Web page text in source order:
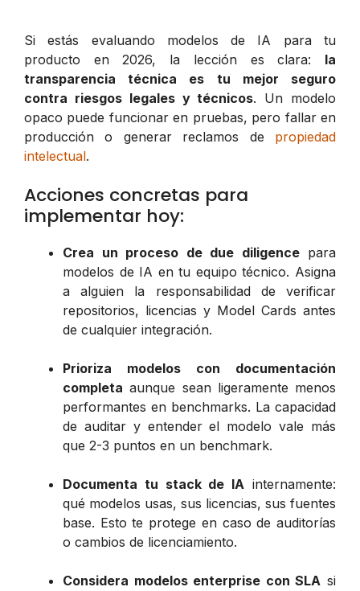
Si estás evaluando modelos de IA para tu
producto en 2026, la lección es clara: la
transparencia técnica es tu mejor seguro
contra riesgos legales y técnicos. Un modelo
opaco puede funcionar en pruebas, pero fallar en
producción o generar reclamos de propiedad
intelectual.
Acciones concretas para
implementar hoy:
Crea un proceso de due diligencepara
modelos de IA en tu equipo técnico. Asigna
a alguien la responsabilidad de verificar
repositorios, licencias y Model Cards antes
de cualquier integración.
Prioriza modelos con documentación
completa aunque sean ligeramente menos
performantes en benchmarks. La capacidad
de auditar y entender el modelo vale más
que 2-3 puntos en un benchmark.
Documenta tu stack de IA internamente:
qué modelos usas, sus licencias, sus fuentes
base. Esto te protege en caso de auditorías
o cambios de licenciamiento.
Considera modelos enterprise con SLA si